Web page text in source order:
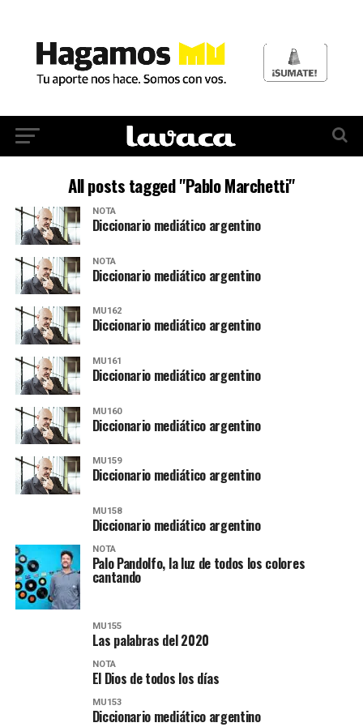
All posts tagged "Pablo Marchetti"
NOTA
Diccionario mediático argentino
NOTA
Diccionario mediático argentino
MU162
Diccionario mediático argentino
MU161
Diccionario mediático argentino
MU160
Diccionario mediático argentino
MU159
Diccionario mediático argentino
MU158
Diccionario mediático argentino
NOTA
Palo Pandolfo, la luz de todos los colores
cantando
MU155
Las palabras del 2020
NOTA
El Dios de todos los días
MU153
Diccionario mediático argentino